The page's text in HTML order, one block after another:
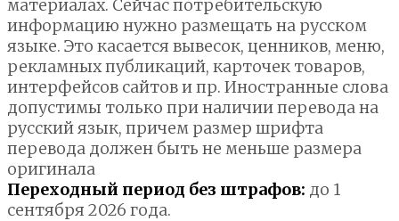
материалах. Сейчас потребительскую
информацию нужно размещать на русском
языке. Это касается вывесок, ценников, меню,
рекламных публикаций, карточек товаров,
интерфейсов сайтов и пр. Иностранные слова
допустимы только при наличии перевода на
русский язык, причем размер шрифта
перевода должен быть не меньше размера
оригинала
Переходный период без штрафов: до 1
сентября 2026 года.